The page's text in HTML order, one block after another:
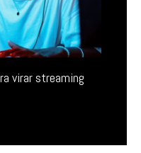
virar streaming